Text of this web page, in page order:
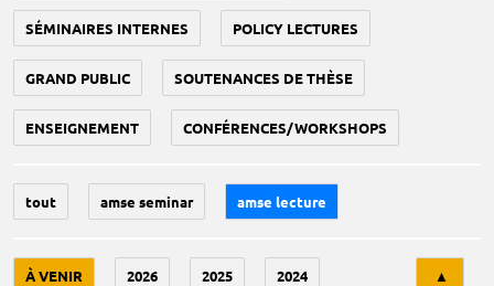
SÉMINAIRES INTERNES POLICY LECTURES
GRAND PUBLIC SOUTENANCES DE THÈSE
ENSEIGNEMENT CONFÉRENCES/WORKSHOPS
tout amse seminar amse lecture
À VENIR 2026 2025 2024 ▲